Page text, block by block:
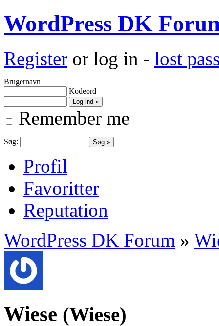
WordPress DK
Register or log in - lost
Brugernavn
Kodeord
Remember me
Søg:
Profil
Favoritter
Reputation
WordPress DK Forum »
Wiese (Wiese)